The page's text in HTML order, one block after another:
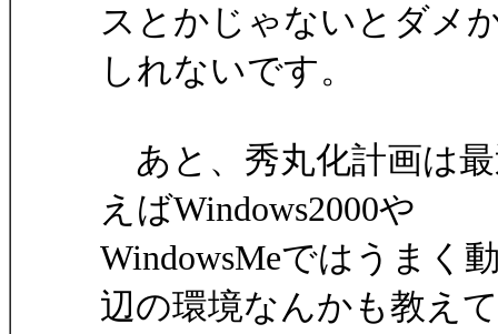
スとかじゃないとダメ
しれないです。
あと、秀丸化計画は
えばWindows2000や
WindowsMeではうまく
辺の環境なんかも教え